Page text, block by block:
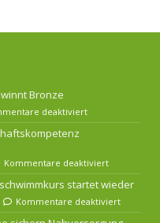
Bronze
deaktiviert
Kommentare deaktiviert
startet wieder
Kommentare deaktiviert